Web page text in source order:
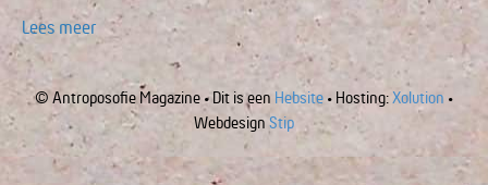
Lees meer
© Antroposofie Magazine • Dit is een Hebsite • Hosting:Xolution •
Webdesign Stip